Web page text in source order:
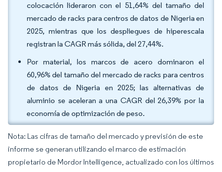
colocación lideraron con el 51,64% del tamaño del
mercado de racks para centros de datos de Nigeria en
2025, mientras que los despliegues de hiperescala
registran la CAGR más sólida, del 27,44%.
Por material, los marcos de acero dominaron el
60,96% del tamaño del mercado de racks para centros
de datos de Nigeria en 2025; las alternativas de
aluminio se aceleran a una CAGR del 26,39% por la
economía de optimización de peso.
Nota: Las cifras de tamaño del mercado y previsión de este
informe se generan utilizando el marco de estimación
propietario de Mordor Intelligence, actualizado con los últimos